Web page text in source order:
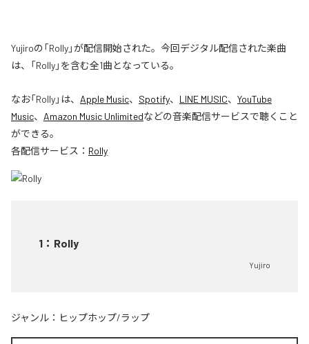
Yujiroの「Rolly」が配信開始された。今回デジタル配信された楽曲
は、「Rolly」を含む全1曲となっている。
なお「Rolly」は、 Apple Music、 Spotify、 LINE MUSIC、 YouTube
Music、 Amazon Music Unlimitedなどの音楽配信サービスで聴くこと
ができる。
各配信サービス： Rolly
1 ： Rolly
Yujiro
ジャンル： ヒップホップ/ラップ